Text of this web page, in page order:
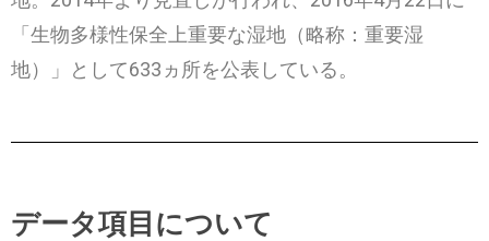
「生物多様性保全上重要な湿地（略称：重要湿
地）」として633ヵ所を公表している。
データ項目について